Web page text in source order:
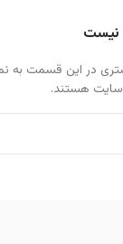
نیست
در این قسمت به
سایت هستند.